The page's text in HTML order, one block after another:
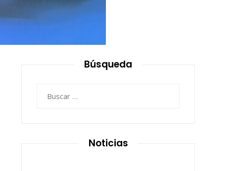
Búsqueda
Noticias